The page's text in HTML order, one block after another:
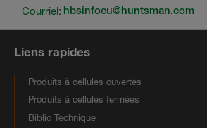
Courriel: hbsinfoeu@huntsman.com
Liens rapides
Produits à cellules ouvertes
Produits à cellules fermées
Biblio Technique